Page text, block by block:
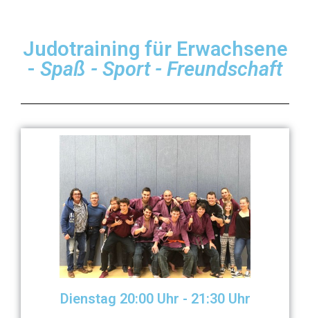
Judotraining für Erwachsene
- Spaß - Sport - Freundschaft
Dienstag 20:00 Uhr - 21:30 Uhr